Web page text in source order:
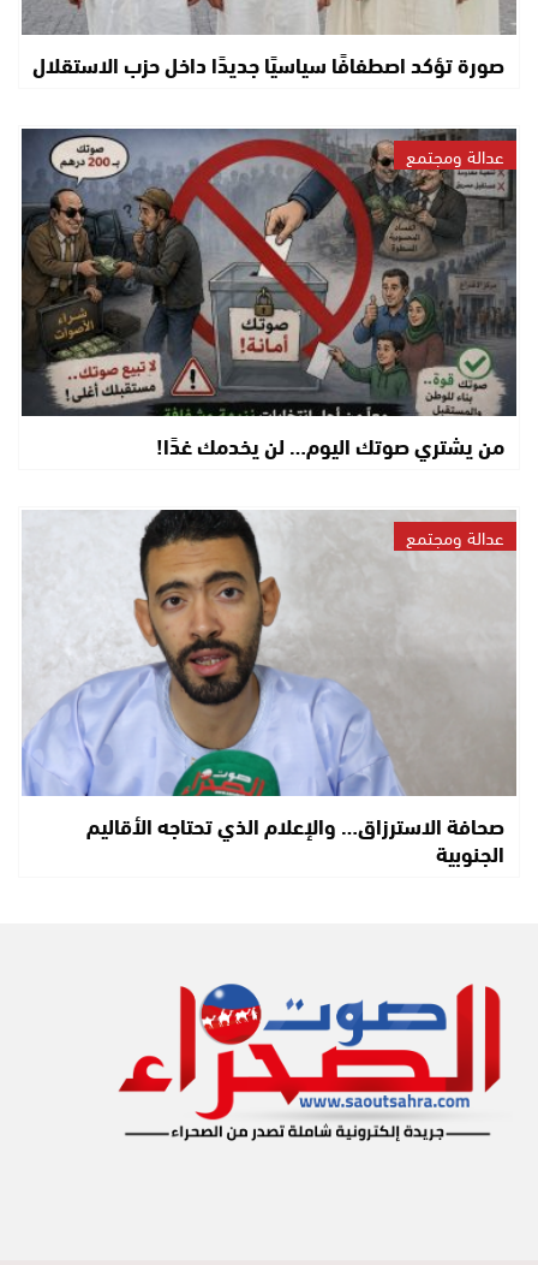
صورة تؤكد اصطفافًا سياسيًا جديدًا داخل حزب الاستقلال
عدالة ومجتمع
من يشتري صوتك اليوم… لن يخدمك غدًا!
عدالة ومجتمع
صحافة الاسترزاق… والإعلام الذي تحتاجه الأقاليم
الجنوبية